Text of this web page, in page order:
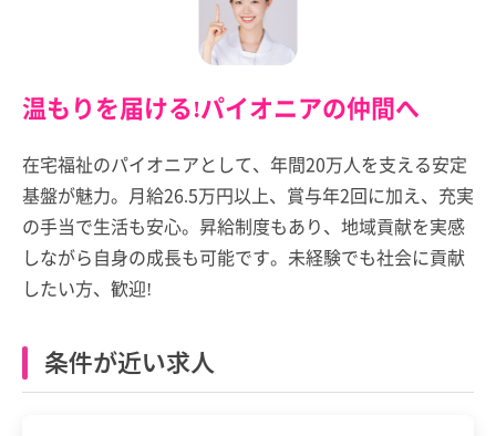
温もりを届ける!パイオニアの仲間へ
在宅福祉のパイオニアとして、年間20万人を支える安定
基盤が魅力。月給26.5万円以上、賞与年2回に加え、充実
の手当で生活も安心。昇給制度もあり、地域貢献を実感
しながら自身の成長も可能です。未経験でも社会に貢献
したい方、歓迎!
条件が近い求人